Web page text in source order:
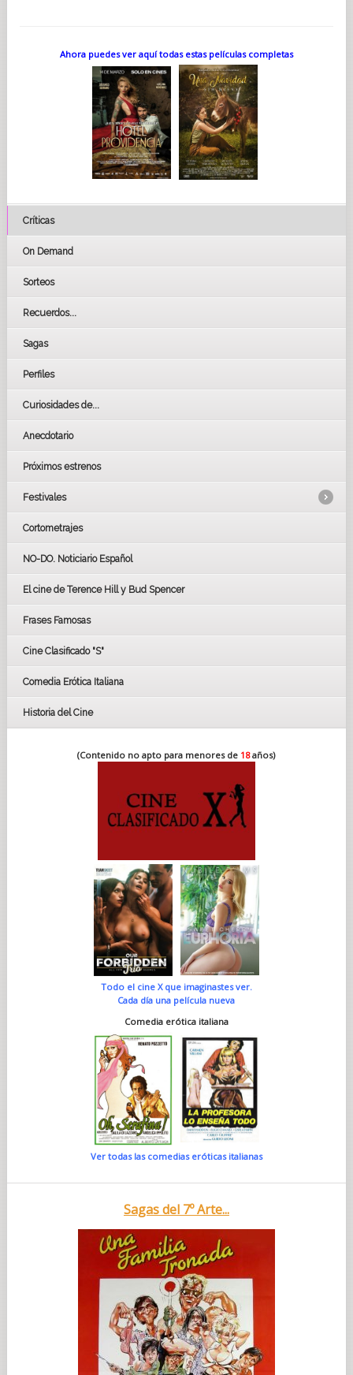
Ahora puedes ver aquí todas estas películas completas
Críticas
On Demand
Sorteos
Recuerdos...
Sagas
Perfiles
Curiosidades de...
Anecdotario
Próximos estrenos
Festivales
LOS OSCARS
GOYAS
BAFTA
Cortometrajes
NO-DO. Noticiario Español
El cine de Terence Hill y Bud Spencer
Frases Famosas
Cine Clasificado "S"
Comedia Erótica Italiana
Historia del Cine
(Contenido no apto para menores de 18años)
Todo el cine X que imaginastes ver.
Cada día una película nueva
Comedia erótica italiana
Ver todas las comedias eróticas italianas
Sagas del 7º Arte...